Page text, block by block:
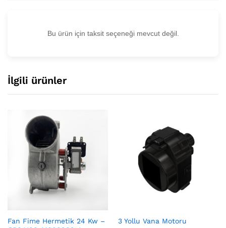
Bu ürün için taksit seçeneği mevcut değil.
İlgili ürünler
Fan Fime Hermetik 24 Kw –
3 Yollu Vana Motoru